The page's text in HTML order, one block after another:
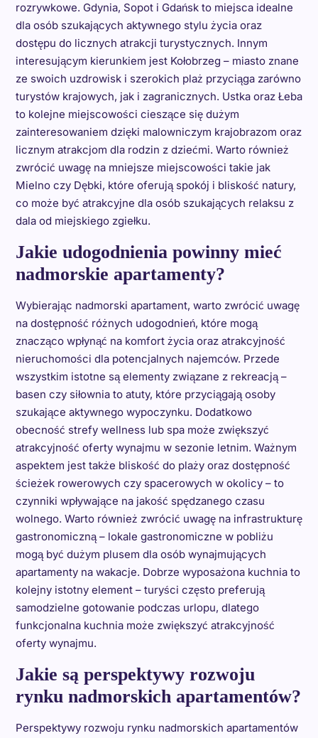
rozrywkowe. Gdynia, Sopot i Gdańsk to miejsca idealne
dla osób szukających aktywnego stylu życia oraz
dostępu do licznych atrakcji turystycznych. Innym
interesującym kierunkiem jest Kołobrzeg – miasto znane
ze swoich uzdrowisk i szerokich plaż przyciąga zarówno
turystów krajowych, jak i zagranicznych. Ustka oraz Łeba
to kolejne miejscowości cieszące się dużym
zainteresowaniem dzięki malowniczym krajobrazom oraz
licznym atrakcjom dla rodzin z dziećmi. Warto również
zwrócić uwagę na mniejsze miejscowości takie jak
Mielno czy Dębki, które oferują spokój i bliskość natury,
co może być atrakcyjne dla osób szukających relaksu z
dala od miejskiego zgiełku.
Jakie udogodnienia powinny mieć
nadmorskie apartamenty?
Wybierając nadmorski apartament, warto zwrócić uwagę
na dostępność różnych udogodnień, które mogą
znacząco wpłynąć na komfort życia oraz atrakcyjność
nieruchomości dla potencjalnych najemców. Przede
wszystkim istotne są elementy związane z rekreacją –
basen czy siłownia to atuty, które przyciągają osoby
szukające aktywnego wypoczynku. Dodatkowo
obecność strefy wellness lub spa może zwiększyć
atrakcyjność oferty wynajmu w sezonie letnim. Ważnym
aspektem jest także bliskość do plaży oraz dostępność
ścieżek rowerowych czy spacerowych w okolicy – to
czynniki wpływające na jakość spędzanego czasu
wolnego. Warto również zwrócić uwagę na infrastrukturę
gastronomiczną – lokale gastronomiczne w pobliżu
mogą być dużym plusem dla osób wynajmujących
apartamenty na wakacje. Dobrze wyposażona kuchnia to
kolejny istotny element – turyści często preferują
samodzielne gotowanie podczas urlopu, dlatego
funkcjonalna kuchnia może zwiększyć atrakcyjność
oferty wynajmu.
Jakie są perspektywy rozwoju
rynku nadmorskich apartamentów?
Perspektywy rozwoju rynku nadmorskich apartamentów